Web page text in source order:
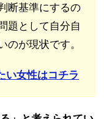
断基準にするの
題として自分自
のが現状です。
い女性はコチラ